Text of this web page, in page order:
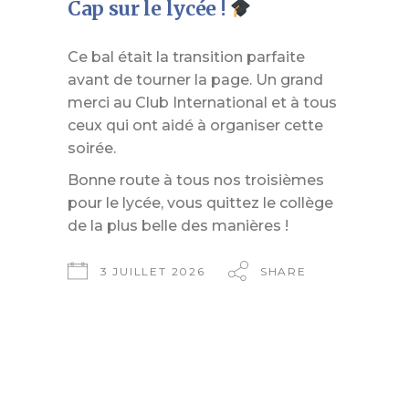
Cap sur le lycée !
Ce bal était la transition parfaite
avant de tourner la page. Un grand
merci au Club International et à tous
ceux qui ont aidé à organiser cette
soirée.
Bonne route à tous nos troisièmes
pour le lycée, vous quittez le collège
de la plus belle des manières !
3 JUILLET 2026 SHARE